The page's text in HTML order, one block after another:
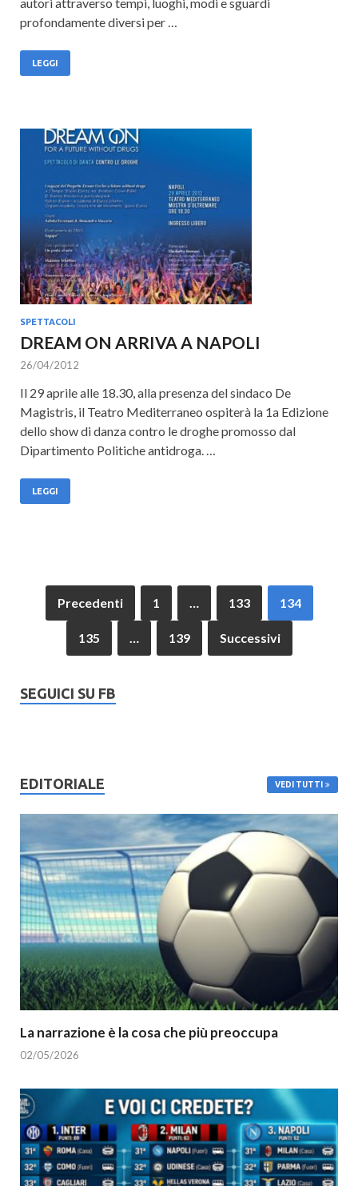
profondamente diversi per …
LEGGI
SPETTACOLI
DREAM ON ARRIVA A NAPOLI
26/04/2012
Il 29 aprile alle 18.30, alla presenza del sindaco De
Magistris, il Teatro Mediterraneo ospiterà la 1a Edizione
dello show di danza contro le droghe promosso dal
Dipartimento Politiche antidroga. …
LEGGI
Precedenti 1 133 134
135 139 Successivi
SEGUICI SU FB
EDITORIALE VEDI TUTTI
La narrazione è la cosa che più preoccupa
02/05/2026